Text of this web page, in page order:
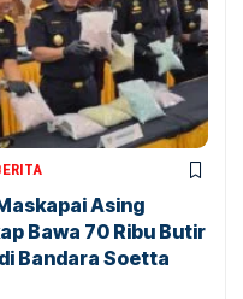
Asing
Bawa 70 Ribu Butir
Bandara Soetta